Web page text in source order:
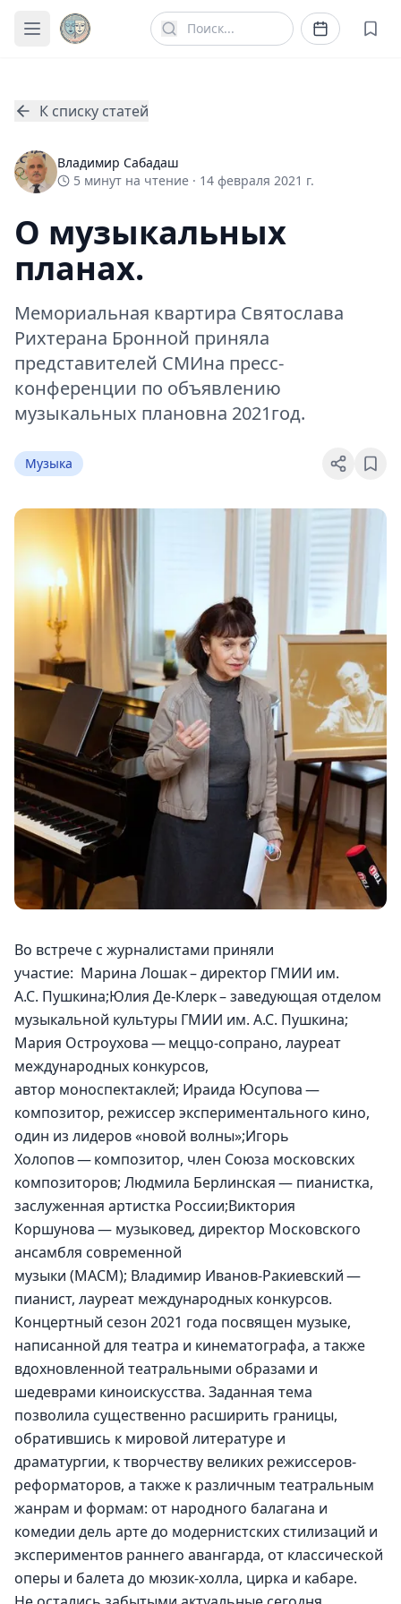
К списку статей
Владимир Сабадаш
5 минут на чтение · 14 февраля 2021 г.
О музыкальных
планах.
Мемориальная квартира Святослава
Рихтерана Бронной приняла
представителей СМИна пресс-
конференции по объявлению
музыкальных плановна 2021год.
Музыка
Во встрече с журналистами приняли
участие:  Марина Лошак – директор ГМИИ им.
А.С. Пушкина;Юлия Де-Клерк – заведующая отделом
музыкальной культуры ГМИИ им. А.С. Пушкина;
Мария Остроухова — меццо-сопрано, лауреат
международных конкурсов,
автор моноспектаклей; Ираида Юсупова —
композитор, режиссер экспериментального кино,
один из лидеров «новой волны»;Игорь
Холопов — композитор, член Союза московских
композиторов; Людмила Берлинская — пианистка,
заслуженная артистка России;Виктория
Коршунова — музыковед, директор Московского
ансамбля современной
музыки (МАСМ); Владимир Иванов-Ракиевский —
пианист, лауреат международных конкурсов.
Концертный сезон 2021 года посвящен музыке,
написанной для театра и кинематографа, а также
вдохновленной театральными образами и
шедеврами киноискусства. Заданная тема
позволила существенно расширить границы,
обратившись к мировой литературе и
драматургии, к творчеству великих режиссеров-
реформаторов, а также к различным театральным
жанрам и формам: от народного балагана и
комедии дель арте до модернистcких стилизаций и
экспериментов раннего авангарда, от классической
оперы и балета до мюзик-холла, цирка и кабаре.